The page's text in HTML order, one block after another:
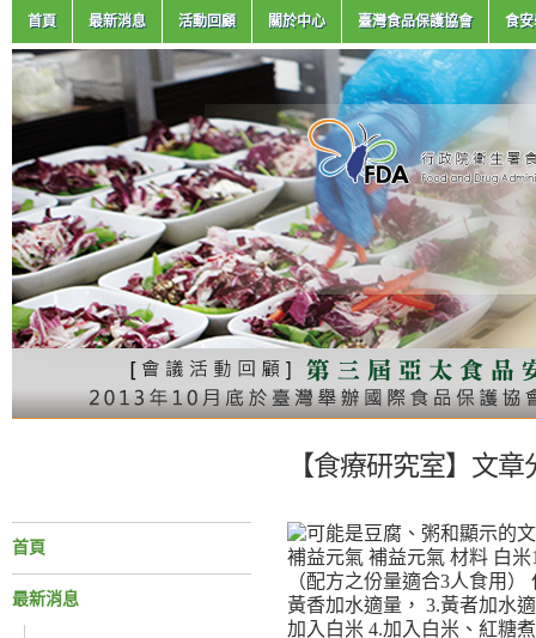
首頁 最新消息 活動回顧 關於中心 臺灣食品保護協會 食
【食療研究室】文
首頁
最新消息